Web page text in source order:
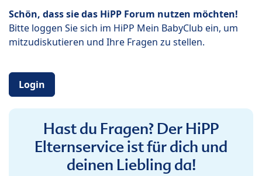
Schön, dass sie das HiPP Forum nutzen möchten!
Bitte loggen Sie sich im HiPP Mein BabyClub ein, um
mitzudiskutieren und Ihre Fragen zu stellen.
Login
Hast du Fragen? Der HiPP
Elternservice ist für dich und
deinen Liebling da!